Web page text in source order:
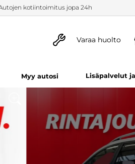
kotiintoimitus jopa 24h
Varaa huolto
Myy autosi Lisäpalvelut